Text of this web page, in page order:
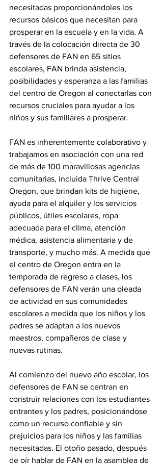
necesitadas proporcionándoles los
recursos básicos que necesitan para
prosperar en la escuela y en la vida. A
través de la colocación directa de 30
defensores de FAN en 65 sitios
escolares, FAN brinda asistencia,
posibilidades y esperanza a las familias
del centro de Oregon al conectarlas con
recursos cruciales para ayudar a los
niños y sus familiares a prosperar.
FAN es inherentemente colaborativo y
trabajamos en asociación con una red
de más de 100 maravillosas agencias
comunitarias, incluida Thrive Central
Oregon, que brindan kits de higiene,
ayuda para el alquiler y los servicios
públicos, útiles escolares, ropa
adecuada para el clima, atención
médica, asistencia alimentaria y de
transporte, y mucho más. A medida que
el centro de Oregon entra en la
temporada de regreso a clases, los
defensores de FAN verán una oleada
de actividad en sus comunidades
escolares a medida que los niños y los
padres se adaptan a los nuevos
maestros, compañeros de clase y
nuevas rutinas.
Al comienzo del nuevo año escolar, los
defensores de FAN se centran en
construir relaciones con los estudiantes
entrantes y los padres, posicionándose
como un recurso confiable y sin
prejuicios para los niños y las familias
necesitadas. El otoño pasado, después
de oír hablar de FAN en la asamblea de